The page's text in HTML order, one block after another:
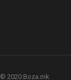
© 2020 Boza.mk